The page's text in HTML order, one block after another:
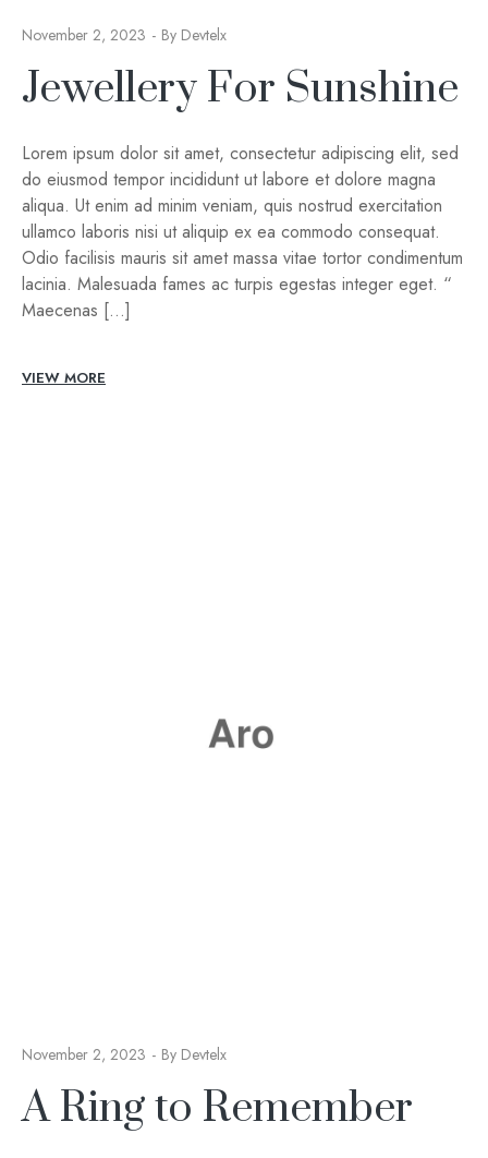
November 2, 2023 By Devtelx
Jewellery For Sunshine
Lorem ipsum dolor sit amet, consectetur adipiscing elit, sed
do eiusmod tempor incididunt ut labore et dolore magna
aliqua. Ut enim ad minim veniam, quis nostrud exercitation
ullamco laboris nisi ut aliquip ex ea commodo consequat.
Odio facilisis mauris sit amet massa vitae tortor condimentum
lacinia. Malesuada fames ac turpis egestas integer eget. “
Maecenas […]
VIEW MORE
November 2, 2023 By Devtelx
A Ring to Remember